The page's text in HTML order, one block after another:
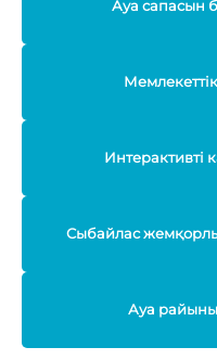
Ауа сапасын
Интерактивті
Сыбайлас
Ауа